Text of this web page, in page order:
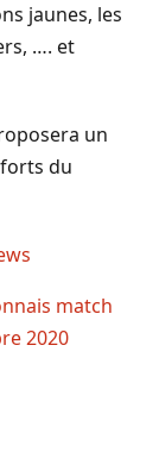
jaunes, les
…. et
un
du
match
2020